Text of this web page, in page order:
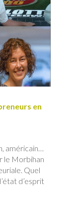
en
américain…
le Morbihan
Quel
d’esprit